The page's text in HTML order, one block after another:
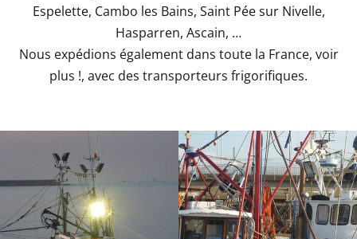
Espelette, Cambo les Bains, Saint Pée sur Nivelle,
Hasparren, Ascain, …
Nous expédions également dans toute la France, voir
plus !, avec des transporteurs frigorifiques.